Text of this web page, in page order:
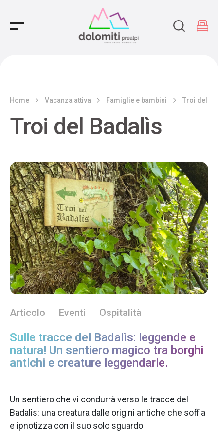
Main Navigation
Home Vacanza attiva Famiglie e bambini Troi del
Troi del Badalìs
Articolo Eventi Ospitalità
Sulle tracce del Badalìs: leggende e
natura! Un sentiero magico tra borghi
antichi e creature leggendarie.
Un sentiero che vi condurrà verso le tracce del
Badalìs: una creatura dalle origini antiche che soffia
e ipnotizza con il suo solo sguardo